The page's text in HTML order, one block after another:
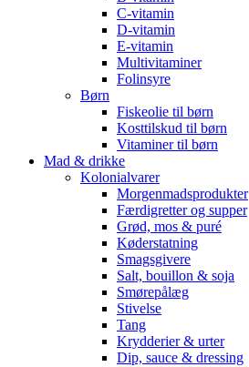
C-vitamin
D-vitamin
E-vitamin
Multivitaminer
Folinsyre
Børn
Fiskeolie til børn
Kosttilskud til børn
Vitaminer til børn
Mad & drikke
Kolonialvarer
Morgenmadsprodukter
Færdigretter og supper
Grød, mos & puré
Køderstatning
Smagsgivere
Salt, bouillon & soja
Smørepålæg
Stivelse
Tang
Krydderier & urter
Dip, sauce & dressing